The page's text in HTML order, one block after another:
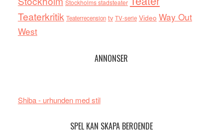
Stockholms stadsteater
Teaterkritik Teaterrecension tv TV-serie Video Way Out
West
ANNONSER
Shiba - urhunden med stil
SPEL KAN SKAPA BEROENDE